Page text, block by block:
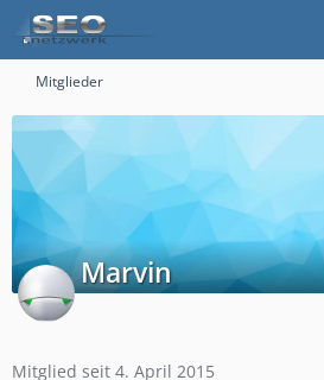
Mitglieder
Marvin
Mitglied seit 4. April 2015